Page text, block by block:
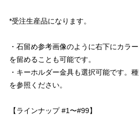
*受注生産品になります。
・石留め参考画像のように右下にカラ
を留めることも可能です。
・キーホルダー金具も選択可能です。
を参照ください。
【ラインナップ #1〜#99】